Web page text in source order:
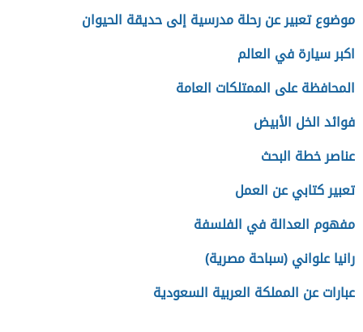
موضوع تعبير عن رحلة مدرسية إلى حديقة الحيوان
اكبر سيارة في العالم
المحافظة على الممتلكات العامة
فوائد الخل الأبيض
عناصر خطة البحث
تعبير كتابي عن العمل
مفهوم العدالة في الفلسفة
رانيا علواني (سباحة مصرية)
عبارات عن المملكة العربية السعودية